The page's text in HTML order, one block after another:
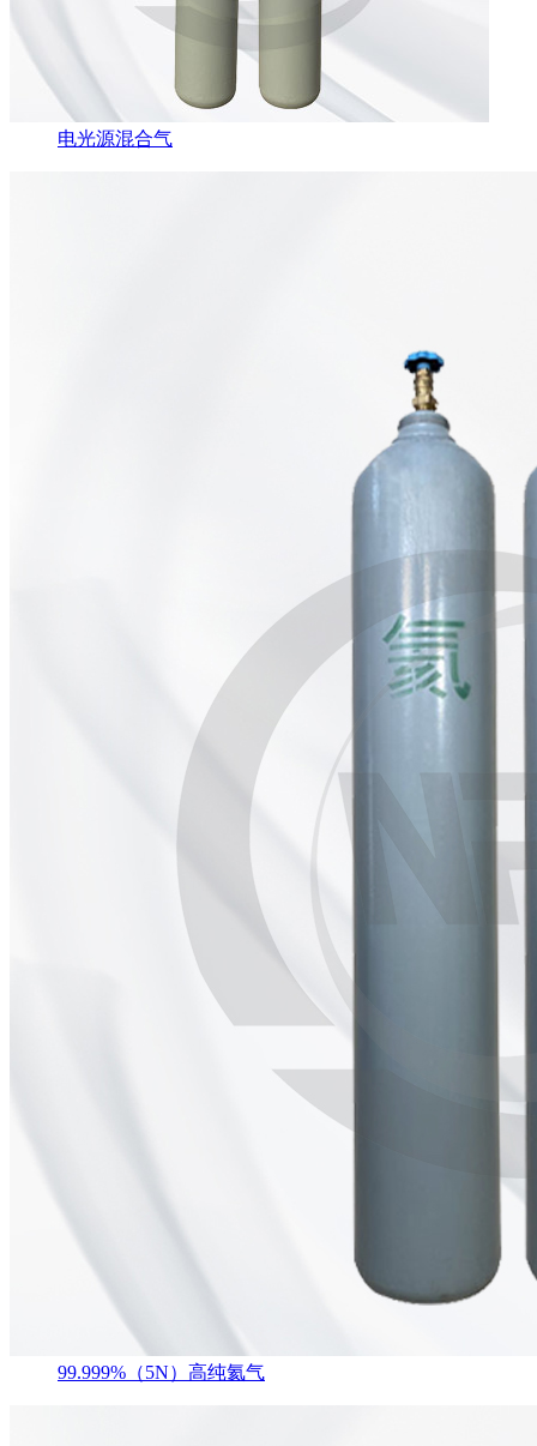
电光源混合气
99.999%（5N）高纯氦气